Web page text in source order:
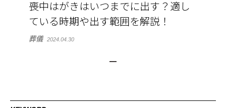
喪中はがきはいつまでに出す？適し
ている時期や出す範囲を解説！
葬儀 2024.04.30